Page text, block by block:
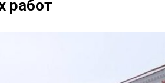
работ